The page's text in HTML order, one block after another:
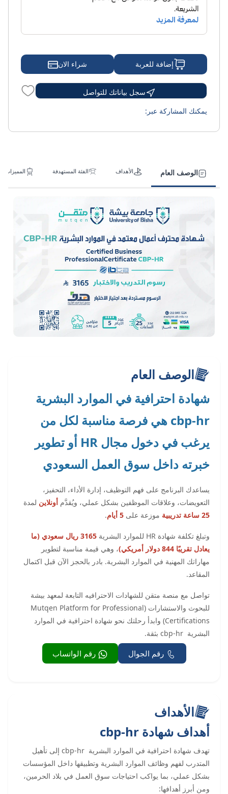
الوصف العام الأهداف الفئة المستهدفة المميزات
الوصف العام
شهادة احترافية في الموارد البشرية
cbp-hr هي فرصة مناسبة لكل من
يرغب في دخول مجال HR أو تطوير
خبرته داخل سوق العمل السعودي
يساعدك البرنامج على فهم التوظيف، إدارة الأداء، التحفيز،
التعويضات، وعلاقات الموظفين بشكل عملي، ويُقدَّم أونلاين لمدة
25 ساعة تدريبية
موزعة على 5 أيام .
وتبلغ تكلفة شهادة HR للموارد البشرية
3165 ريال سعودي (ما
يعادل تقريبًا 844 دولار أمريكي)
، وهي قيمة مناسبة لتطوير
مهاراتك المهنية في الموارد البشرية. بادر بالحجز الآن قبل اكتمال
المقاعد.
تواصل مع منصة متقن للشهادات الاحترافيه التابعة لمعهد بيشة
للبحوث والاستشارات (Mutqen Platform for Professional
Certifications) وابدأ رحلتك نحو شهادة احترافية في الموارد
البشرية cbp-hr بثقة.
رقم الجوال رقم الواتساب
الأهداف
أهداف شهادة cbp-hr
تهدف شهادة احترافية في الموارد البشرية cbp-hr إلى تأهيل
المتدرب لفهم وظائف الموارد البشرية وتطبيقها داخل المؤسسات
بشكل عملي، بما يواكب احتياجات سوق العمل في بلاد الحرمين،
ومن أبرز أهدافها:
إضافة للعربة شراء الان
سجل بياناتك للتواصل
يمكنك المشاركة عبر: